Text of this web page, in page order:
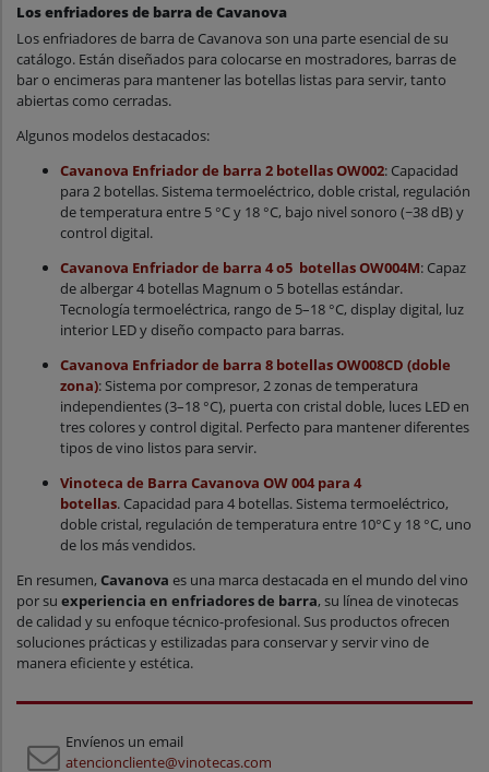
Los enfriadores de barra de Cavanova
Los enfriadores de barra de Cavanova son una parte esencial de su
catálogo. Están diseñados para colocarse en mostradores, barras de
bar o encimeras para mantener las botellas listas para servir, tanto
abiertas como cerradas.
Algunos modelos destacados:
Cavanova Enfriador de barra 2 botellas OW002: Capacidad
para 2 botellas. Sistema termoeléctrico, doble cristal, regulación
de temperatura entre 5 °C y 18 °C, bajo nivel sonoro (~38 dB) y
control digital.
Cavanova Enfriador de barra 4 o5 botellas OW004M: Capaz
de albergar 4 botellas Magnum o 5 botellas estándar.
Tecnología termoeléctrica, rango de 5–18 °C, display digital, luz
interior LED y diseño compacto para barras.
Cavanova Enfriador de barra 8 botellas OW008CD (doble
zona): Sistema por compresor, 2 zonas de temperatura
independientes (3–18 °C), puerta con cristal doble, luces LED en
tres colores y control digital. Perfecto para mantener diferentes
tipos de vino listos para servir.
Vinoteca de Barra Cavanova OW 004 para 4
botellas. Capacidad para 4 botellas. Sistema termoeléctrico,
doble cristal, regulación de temperatura entre 10°C y 18 °C, uno
de los más vendidos.
En resumen, Cavanova es una marca destacada en el mundo del vino
por su experiencia en enfriadores de barra, su línea de vinotecas
de calidad y su enfoque técnico-profesional. Sus productos ofrecen
soluciones prácticas y estilizadas para conservar y servir vino de
manera eficiente y estética.
Envíenos un email
atencioncliente@vinotecas.com